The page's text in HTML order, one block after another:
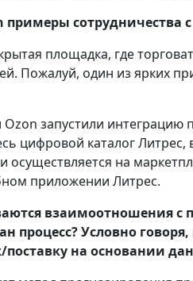
примеры
площадка, где
Пожалуй, один из ярких
Ozon запустили
цифровой каталог
осуществляется на
приложении Литрес.
взаимоотношения с
процесс? Условно
на основании